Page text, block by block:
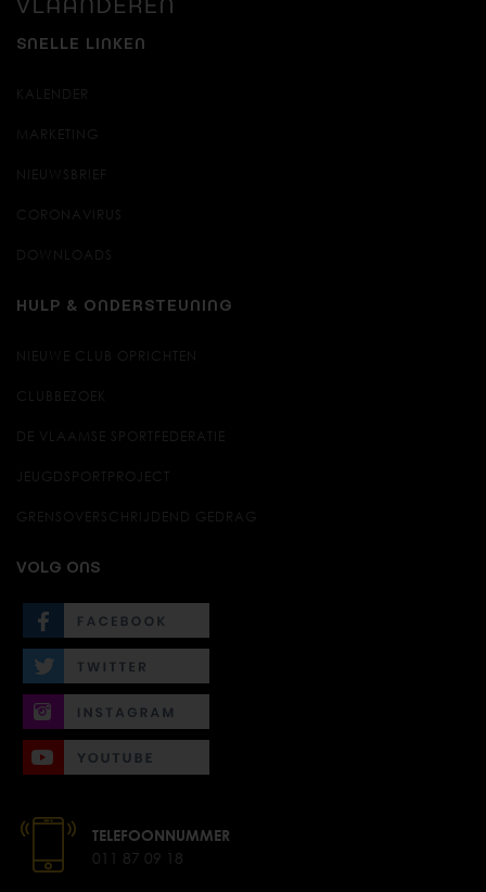
SNELLE LINKEN
KALENDER
MARKETING
NIEUWSBRIEF
CORONAVIRUS
DOWNLOADS
HULP & ONDERSTEUNING
NIEUWE CLUB OPRICHTEN
CLUBBEZOEK
DE VLAAMSE SPORTFEDERATIE
JEUGDSPORTPROJECT
GRENSOVERSCHRIJDEND GEDRAG
VOLG ONS
TELEFOONNUMMER
011 87 09 18